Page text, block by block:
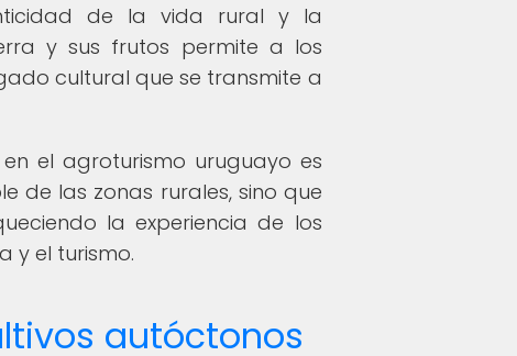
de la vida rural y la
y sus frutos permite a los
cultural que se transmite a
el agroturismo uruguayo es
de las zonas rurales, sino que
la experiencia de los
y el turismo.
autóctonos